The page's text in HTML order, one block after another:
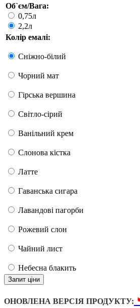
Об`єм/Вага:
0,75л
2,2л
Колір емалі:
Сніжно-білий
Чорний мат
Гірська вершина
Світло-сірий
Ванільний крем
Слонова кістка
Латте
Гаванська сигара
Лавандові пагорби
Рожевий слон
Чайний лист
Небесна блакить
Запит ціни
ОНОВЛЕНА ВЕРСІЯ ПРОДУКТУ: